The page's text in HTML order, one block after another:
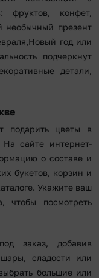
фруктов, конфет,
необычный презент
год или
подчеркнут
детали,
подарить цветы в
сайте интернет-
о составе и
букетов, корзин и
Укажите ваш
чтобы посмотреть
заказ, добавив
сладости или
большие или